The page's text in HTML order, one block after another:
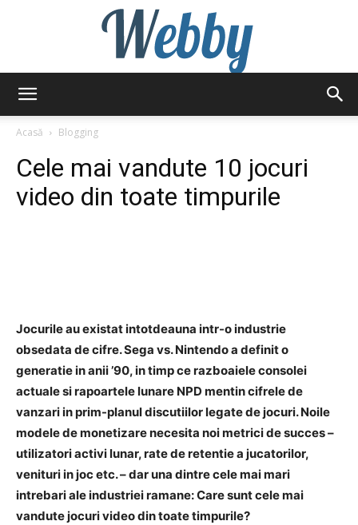
Acasă
Blogging
Cele mai vandute 10 jocuri
video din toate timpurile
Jocurile au existat intotdeauna intr-o industrie
obsedata de cifre. Sega vs. Nintendo a definit o
generatie in anii ’90, in timp ce razboaiele consolei
actuale si rapoartele lunare NPD mentin cifrele de
vanzari in prim-planul discutiilor legate de jocuri. Noile
modele de monetizare necesita noi metrici de succes –
utilizatori activi lunar, rate de retentie a jucatorilor,
venituri in joc etc. – dar una dintre cele mai mari
intrebari ale industriei ramane: Care sunt cele mai
vandute jocuri video din toate timpurile?